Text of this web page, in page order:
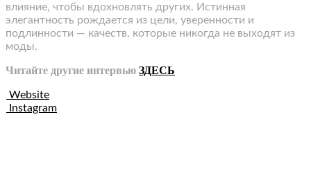
влияние, чтобы вдохновлять других. Истинная
элегантность рождается из цели, уверенности и
подлинности — качеств, которые никогда не выходят из
моды.
Читайте другие интервью ЗДЕСЬ
Website
Instagram